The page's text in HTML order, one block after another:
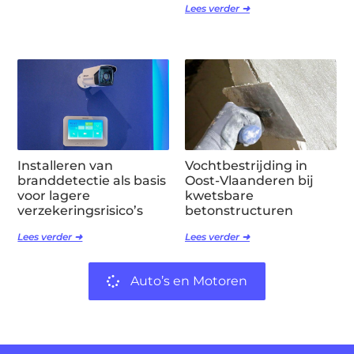
Lees verder ➜
Installeren van
branddetectie als basis
voor lagere
verzekeringsrisico’s
Lees verder ➜
Vochtbestrijding in
Oost-Vlaanderen bij
kwetsbare
betonstructuren
Lees verder ➜
Auto’s en Motoren